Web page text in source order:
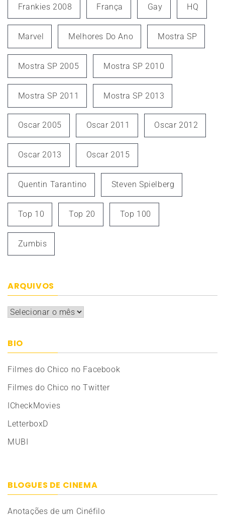
Frankies 2008 França Gay HQ
Marvel Melhores Do Ano Mostra SP
Mostra SP 2005 Mostra SP 2010
Mostra SP 2011 Mostra SP 2013
Oscar 2005 Oscar 2011 Oscar 2012
Oscar 2013 Oscar 2015
Quentin Tarantino Steven Spielberg
Top 10 Top 20 Top 100
Zumbis
ARQUIVOS
Arquivos
BIO
Filmes do Chico no Facebook
Filmes do Chico no Twitter
ICheckMovies
LetterboxD
MUBI
BLOGUES DE CINEMA
Anotações de um Cinéfilo